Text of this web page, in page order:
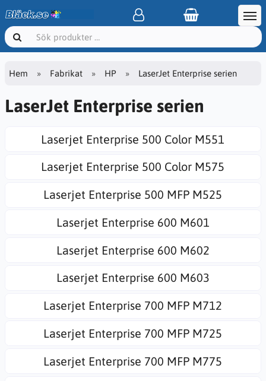
Hem Fabrikat HP LaserJet Enterprise serien
LaserJet Enterprise serien
Laserjet Enterprise 500 Color M551
Laserjet Enterprise 500 Color M575
Laserjet Enterprise 500 MFP M525
Laserjet Enterprise 600 M601
Laserjet Enterprise 600 M602
Laserjet Enterprise 600 M603
Laserjet Enterprise 700 MFP M712
Laserjet Enterprise 700 MFP M725
Laserjet Enterprise 700 MFP M775